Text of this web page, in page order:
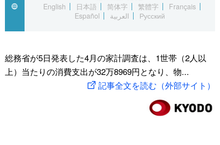
文化
動画/Live
スポーツ・東京2020
English
日本語 简体字 繁體字
Français
Español
العربية Русский
総務省が5日発表した4月の家計調査は、1世帯（2人以
上）当たりの消費支出が32万8969円となり、物...
記事全文を読む（外部サイト）